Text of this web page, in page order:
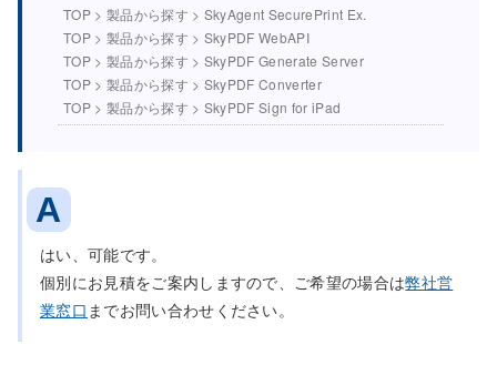
TOP> 製品から探す > SkyAgent SecurePrint Ex.
TOP> 製品から探す > SkyPDF WebAPI
TOP> 製品から探す > SkyPDF Generate Server
TOP> 製品から探す > SkyPDF Converter
TOP> 製品から探す > SkyPDF Sign for iPad
はい、可能です。
個別にお見積をご案内しますので、ご希望の場合は弊社営
業窓口 までお問い合わせください。